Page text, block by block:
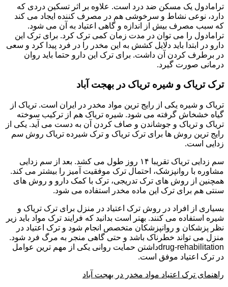
ترامادول یک مسکن ضد درد است. علاوه بر اثر تسکین دردی که
دارد، نوعی نشاط و سرخوشی هم در مصرف کننده ایجاد می کند
که سبب مصرف بیش از اندازه و گاهی اعتیاد به آن می شود.
ترامادول را می توان در مدت زمان کمی ترک کرد. برای ترک این
دارو در ابتدا باید دلایل کشش به این مخدر را در فرد پیدا کرد و سعی
در برطرف کردن آن داشت. برای ترک این دارو حتما باید روان
درمانی صورت گیرد.
ترک تریاک و شیره تریاک در بهجت آباد
تریاک و شیره یکی از رایج ترین مواد مخدر در ایران است. تریاک از
گیاه خشخاش گرفته می شود. شیره تریاک هم از ترکیب سوخته
تریاک و تریاک و جوشاندن و صاف کردن آن به دست می آید. یکی از
رایج ترین روش ها برای ترک تریاک و ترک شیرده تریاک روش سم
زدایی است.
سم زدایی تریاک تقریبا ۱۴ روز طول می کشد. بعد از سم زدایی
مشاوره با روانپزشک، احتمال ترک موفقیت آمیز را بیشتر می کند.
همچنین از روش های ترک تدریجی، ترک با کمک دارو و روش های
سنتی هم برای ترک این ماده مخدر استفاده می شود.
بسیاری از افراد در روش ترک اعتیاد در منزل برای ترک تریاک و
شیره استفاده می کنند. بهتر است بدانید که فرایند ترک مواد باید زیر
نظر پزشکان و روانپزشکان متخصص انجام شود و ترک اعتیاد در
منزل می تواند خطرناک باشد و حتی گاهی منجر به مرگ فرد شود.
drug-rehabilitationداشتن حمایت روانی یکی از مهم ترین عوامل
در ترک اعتیاد موفق است.
راهنمای ترک اعتیاد مواد مخدر در بهجت آباد